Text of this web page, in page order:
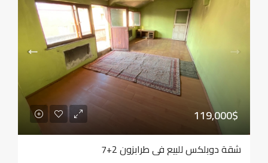
119,000$
شقة دوبلكس للبيع في طرابزون 2+7